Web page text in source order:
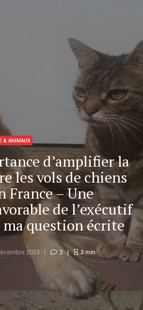
& ANIMAUX
d’amplifier la
les vols de chiens
France – Une
de l’exécutif
question écrite
2023 2 3min